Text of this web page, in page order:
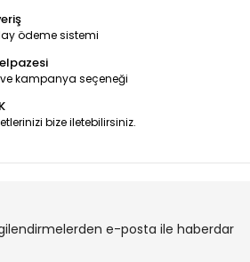
ödeme sistemi
kampanya seçeneği
bize iletebilirsiniz.
e-posta ile haberdar